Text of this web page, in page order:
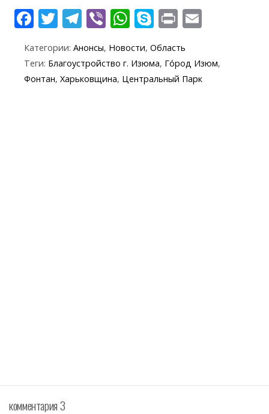
F
e
b
T
itt
er
T
e
gr
Vi
er
W
at
s
S
k
y
p
Pr
t ai
l
Категории: Анонсы, Новости, Область
Теги: Благоустройство г. Изюма, Го́род Изюм,
Фонтан, Харьковщина, Центральный Парк
комментария 3